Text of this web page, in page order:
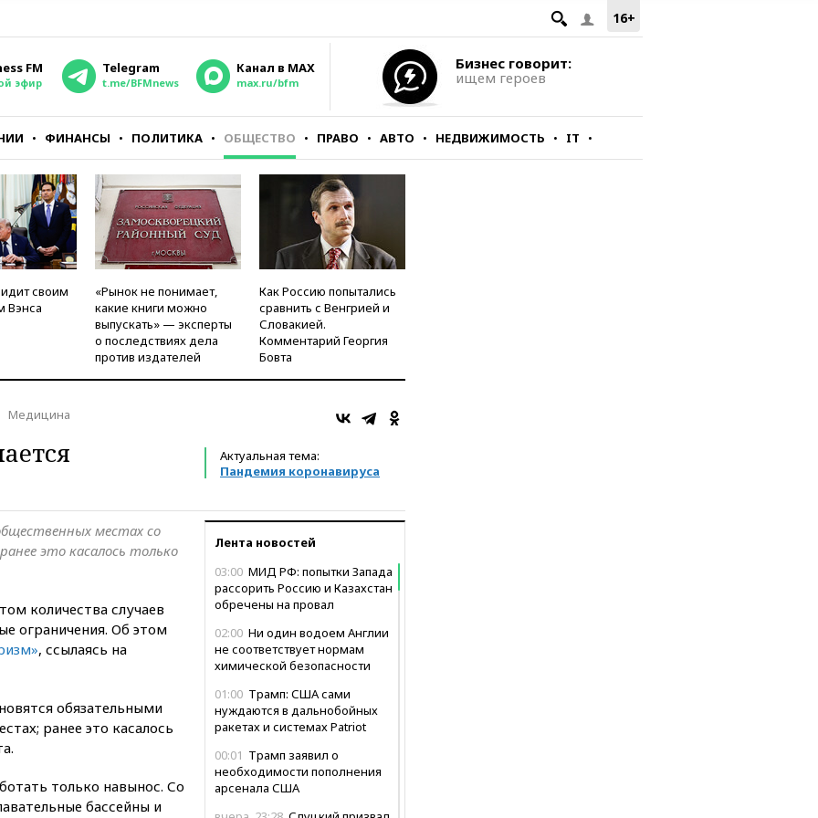
16+
FM
эфир
Telegram
t.me/BFMnews
Канал в MAX
max.ru/bfm
Бизнес говорит:
ищем героев
ФИНАНСЫ ПОЛИТИКА ОБЩЕСТВО ПРАВО АВТО НЕДВИЖИМОСТЬ IT
своим
Вэнса
«Рынок не понимает,
какие книги можно
выпускать» — эксперты
о последствиях дела
против издателей
Как Россию попытались
сравнить с Венгрией и
Словакией.
Комментарий Георгия
Бовта
Медицина
Актуальная тема:
Пандемия коронавируса
Лента новостей
03:00 МИД РФ: попытки Запада
рассорить Россию и Казахстан
обречены на провал
02:00 Ни один водоем Англии
не соответствует нормам
химической безопасности
01:00 Трамп: США сами
нуждаются в дальнобойных
ракетах и системах Patriot
00:01 Трамп заявил о
необходимости пополнения
арсенала США
местах со
это касалось только
количества случаев
ограничения. Об этом
, ссылаясь на
обязательными
ранее это касалось
только навынос. Со
бассейны и